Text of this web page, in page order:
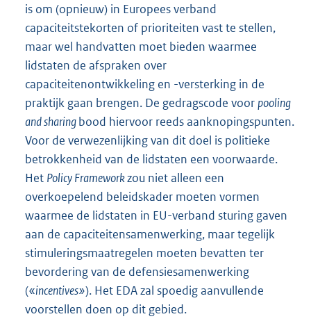
is om (opnieuw) in Europees verband
capaciteitstekorten of prioriteiten vast te stellen,
maar wel handvatten moet bieden waarmee
lidstaten de afspraken over
capaciteitenontwikkeling en -versterking in de
praktijk gaan brengen. De gedragscode voor pooling
and sharingbood hiervoor reeds aanknopingspunten.
Voor de verwezenlijking van dit doel is politieke
betrokkenheid van de lidstaten een voorwaarde.
Het Policy Frameworkzou niet alleen een
overkoepelend beleidskader moeten vormen
waarmee de lidstaten in EU-verband sturing gaven
aan de capaciteitensamenwerking, maar tegelijk
stimuleringsmaatregelen moeten bevatten ter
bevordering van de defensiesamenwerking
(«incentives»). Het EDA zal spoedig aanvullende
voorstellen doen op dit gebied.